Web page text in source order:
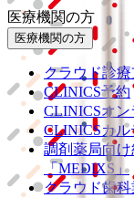
医療機関の方
医療機関の方
クラウド診療
CLINICS予約
CLINICSオン
CLINICSカル
調剤薬局向
「MEDIXS」
クラウド歯科